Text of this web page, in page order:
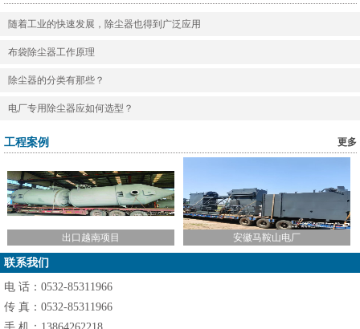
留言反馈
联系我们
随着工业的快速发展，除尘器也得到广泛应用
布袋除尘器工作原理
除尘器的分类有那些？
电厂专用除尘器应如何选型？
更多
工程案例
出口越南项目 安徽马鞍山电厂
联系我们
电 话：0532-85311966
传 真：0532-85311966